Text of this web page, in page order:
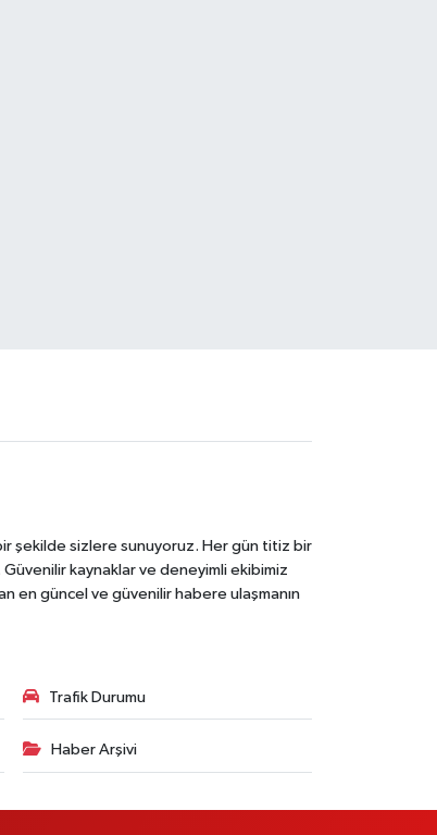
şekilde sizlere sunuyoruz. Her gün titiz bir
Güvenilir kaynaklar ve deneyimli ekibimiz
en güncel ve güvenilir habere ulaşmanın
Trafik Durumu
Haber Arşivi